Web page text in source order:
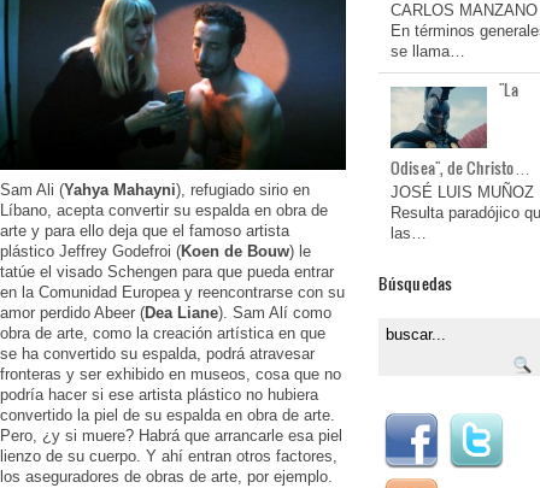
Sam Ali (Yahya Mahayni), refugiado sirio en
Líbano, acepta convertir su espalda en obra de
arte y para ello deja que el famoso artista
plástico Jeffrey Godefroi (Koen de Bouw) le
tatúe el visado Schengen para que pueda entrar
en la Comunidad Europea y reencontrarse con su
amor perdido Abeer (Dea Liane). Sam Alí como
obra de arte, como la creación artística en que
se ha convertido su espalda, podrá atravesar
fronteras y ser exhibido en museos, cosa que no
podría hacer si ese artista plástico no hubiera
convertido la piel de su espalda en obra de arte.
Pero, ¿y si muere? Habrá que arrancarle esa piel
lienzo de su cuerpo. Y ahí entran otros factores,
los aseguradores de obras de arte, por ejemplo.
CARLOS MANZANO
En términos
se llama…
"La
Odisea", de Christo…
JOSÉ LUIS MUÑOZ
Resulta paradójico
las…
Búsquedas